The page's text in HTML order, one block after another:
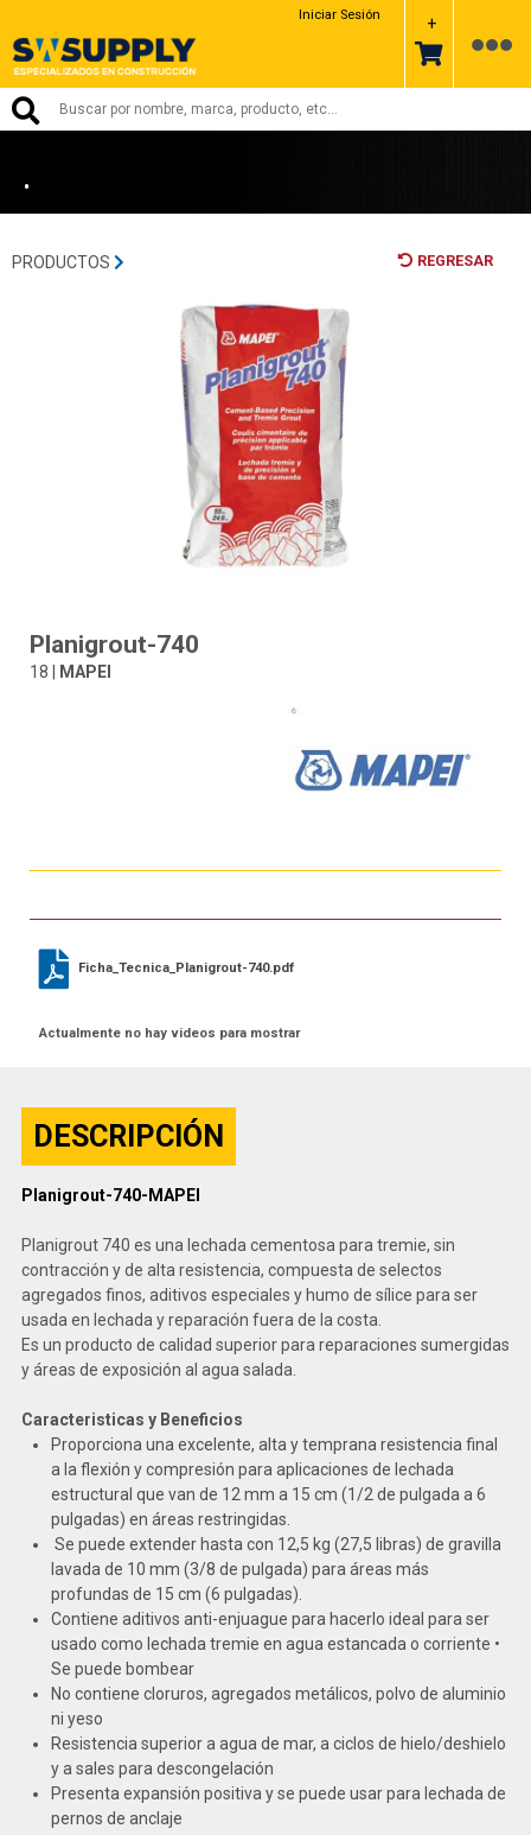
Iniciar Sesión +
•
PRODUCTOS REGRESAR
Planigrout-740
18 | MAPEI
Ficha_Tecnica_Planigrout-740.pdf
Actualmente no hay videos para mostrar
DESCRIPCIÓN
Planigrout-740-MAPEI
Planigrout 740 es una lechada cementosa para tremie, sin
contracción y de alta resistencia, compuesta de selectos
agregados finos, aditivos especiales y humo de sílice para ser
usada en lechada y reparación fuera de la costa.
Es un producto de calidad superior para reparaciones sumergidas
y áreas de exposición al agua salada.
Caracteristicas y Beneficios
Proporciona una excelente, alta y temprana resistencia final
a la flexión y compresión para aplicaciones de lechada
estructural que van de 12 mm a 15 cm (1/2 de pulgada a 6
pulgadas) en áreas restringidas.
Se puede extender hasta con 12,5 kg (27,5 libras) de gravilla
lavada de 10 mm (3/8 de pulgada) para áreas más
profundas de 15 cm (6 pulgadas).
Contiene aditivos anti-enjuague para hacerlo ideal para ser
usado como lechada tremie en agua estancada o corriente •
Se puede bombear
No contiene cloruros, agregados metálicos, polvo de aluminio
ni yeso
Resistencia superior a agua de mar, a ciclos de hielo/deshielo
y a sales para descongelación
Presenta expansión positiva y se puede usar para lechada de
pernos de anclaje